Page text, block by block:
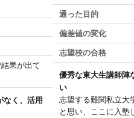
果が出て
なく、活用
通った目的
偏差値の変化
志望校の合格
優秀な東大生講師陣
い
志望する難関私立大
と思い、ここに入塾